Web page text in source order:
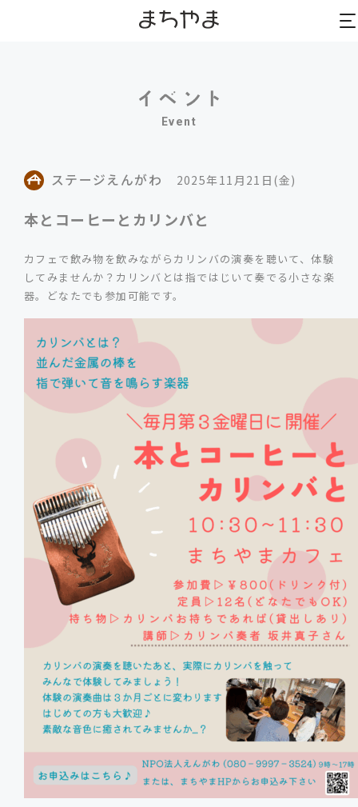
Event
ステージえんがわ 2025年11月21日(金)
本とコーヒーとカリンバと
カフェで飲み物を飲みながらカリンバの演奏を聴いて、体験
してみませんか？カリンバとは指ではじいて奏でる小さな楽
器。どなたでも参加可能です。